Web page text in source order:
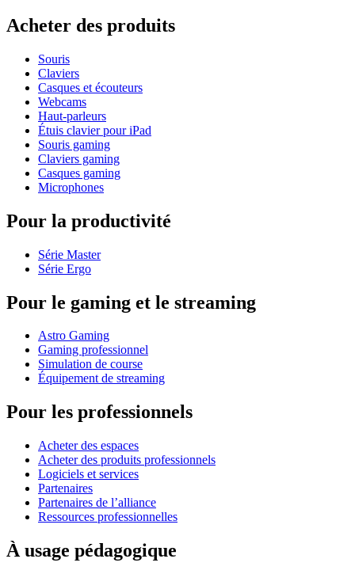
Acheter des produits
Souris
Claviers
Casques et écouteurs
Webcams
Haut-parleurs
Étuis clavier pour iPad
Souris gaming
Claviers gaming
Casques gaming
Microphones
Pour la productivité
Série Master
Série Ergo
Pour le gaming et le streaming
Astro Gaming
Gaming professionnel
Simulation de course
Équipement de streaming
Pour les professionnels
Acheter des espaces
Acheter des produits professionnels
Logiciels et services
Partenaires
Partenaires de l’alliance
Ressources professionnelles
À usage pédagogique